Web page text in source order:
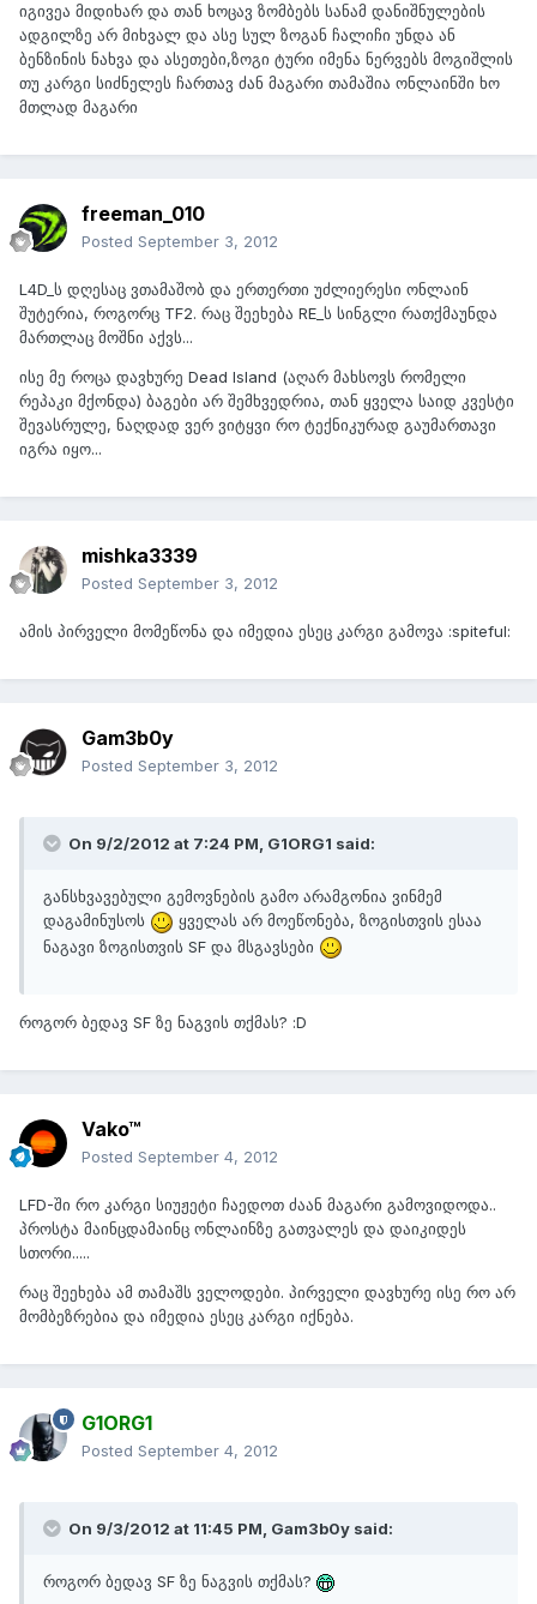
იგივეა მიდიხარ და თან ხოცავ ზომბებს სანამ დანიშნულების
ადგილზე არ მიხვალ და ასე სულ ზოგან ჩალიჩი უნდა ან
ბენზინის ნახვა და ასეთები,ზოგი ტური იმენა ნერვებს მოგიშლის
თუ კარგი სიძნელეს ჩართავ ძან მაგარი თამაშია ონლაინში ხო
მთლად მაგარი
freeman_010
Posted September 3, 2012
L4D_ს დღესაც ვთამაშობ და ერთერთი უძლიერესი ონლაინ
შუტერია, როგორც TF2. რაც შეეხება RE_ს სინგლი რათქმაუნდა
მართლაც მოშნი აქვს...
ისე მე როცა დავხურე Dead Island (აღარ მახსოვს რომელი
რეპაკი მქონდა) ბაგები არ შემხვედრია, თან ყველა საიდ კვესტი
შევასრულე, ნაღდად ვერ ვიტყვი რო ტექნიკურად გაუმართავი
იგრა იყო...
mishka3339
Posted September 3, 2012
ამის პირველი მომეწონა და იმედია ესეც კარგი გამოვა :spiteful:
Gam3b0y
Posted September 3, 2012
On 9/2/2012 at 7:24 PM, G1ORG1 said:
განსხვავებული გემოვნების გამო არამგონია ვინმემ
დაგამინუსოს
ყველას არ მოეწონება, ზოგისთვის ესაა
ნაგავი ზოგისთვის SF და მსგავსები
როგორ ბედავ SF ზე ნაგვის თქმას? :D
Vako™
Posted September 4, 2012
LFD-ში რო კარგი სიუჟეტი ჩაედოთ ძაან მაგარი გამოვიდოდა..
პროსტა მაინცდამაინც ონლაინზე გათვალეს და დაიკიდეს
სთორი.....
რაც შეეხება ამ თამაშს ველოდები. პირველი დავხურე ისე რო არ
მომბეზრებია და იმედია ესეც კარგი იქნება.
G1ORG1
Posted September 4, 2012
On 9/3/2012 at 11:45 PM, Gam3b0y said:
როგორ ბედავ SF ზე ნაგვის თქმას?